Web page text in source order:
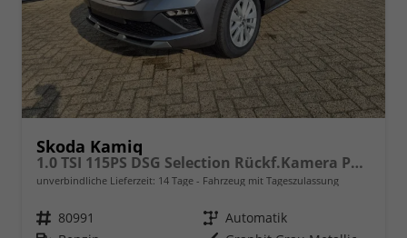
Skoda Kamiq
1.0 TSI 115PS DSG Selection Rückf.Kamera PDC v+h Sitzheizung Klimaautomatik Skoda-Radio Apple CarPlay + Android Auto Tempomat Garantieverlängerung 16"LM
unverbindliche Lieferzeit: 14 Tage Fahrzeug mit Tageszulassung
Fahrzeugnr. 80991 Getriebe Automatik